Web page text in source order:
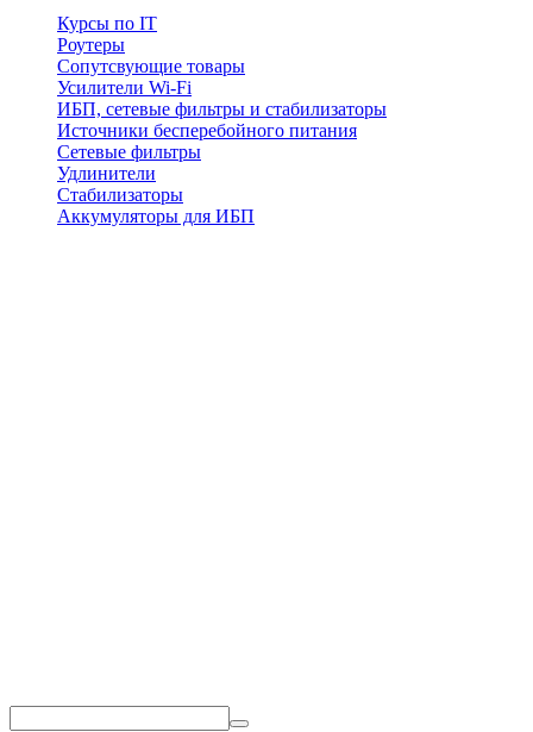
Курсы по IT
Роутеры
Сопутсвующие товары
Усилители Wi-Fi
ИБП, сетевые фильтры и стабилизаторы
Источники бесперебойного питания
Сетевые фильтры
Удлинители
Стабилизаторы
Аккумуляторы для ИБП